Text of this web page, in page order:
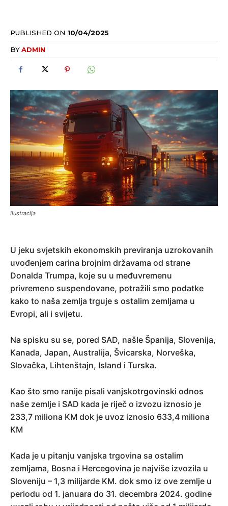
PUBLISHED ON 10/04/2025
BYADMIN
Ilustracija
U jeku svjetskih ekonomskih previranja uzrokovanih
uvođenjem carina brojnim državama od strane
Donalda Trumpa, koje su u međuvremenu
privremeno suspendovane, potražili smo podatke
kako to naša zemlja trguje s ostalim zemljama u
Evropi, ali i svijetu.
Na spisku su se, pored SAD, našle Španija, Slovenija,
Kanada, Japan, Australija, Švicarska, Norveška,
Slovačka, Lihtenštajn, Island i Turska.
Kao što smo ranije pisali vanjskotrgovinski odnos
naše zemlje i SAD kada je riječ o izvozu iznosio je
233,7 miliona KM dok je uvoz iznosio 633,4 miliona
KM
Kada je u pitanju vanjska trgovina sa ostalim
zemljama, Bosna i Hercegovina je najviše izvozila u
Sloveniju – 1,3 milijarde KM. dok smo iz ove zemlje u
periodu od 1. januara do 31. decembra 2024. godine